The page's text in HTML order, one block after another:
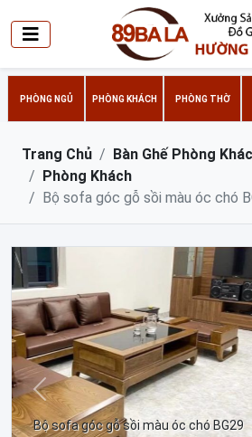
PHÒNG NGỦ PHÒNG KHÁCH PHÒNG THỜ
Trang Chủ
Bàn Ghế Phòng
Phòng Khách
Bộ sofa góc gỗ sồi màu óc chó
Bộ sofa góc gỗ sồi màu óc chó BG29
Trước